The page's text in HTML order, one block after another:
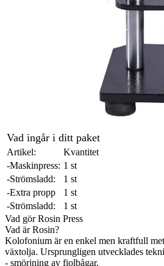
Vad ingår i ditt paket
Artikel:
Kvantitet
-Maskinpress: 1 st
-Strömsladd:
1 st
-Extra propp
1 st
-Strömsladd:
1 st
Vad gör Rosin Press
Vad är Rosin?
Kolofonium är en enkel men kraftfull
växtolja. Ursprungligen utvecklades
- smörjning av fiolbågar.